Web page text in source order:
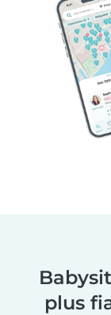
plus